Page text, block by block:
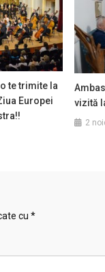
te trimite la
Europei
vizită
2
cu *